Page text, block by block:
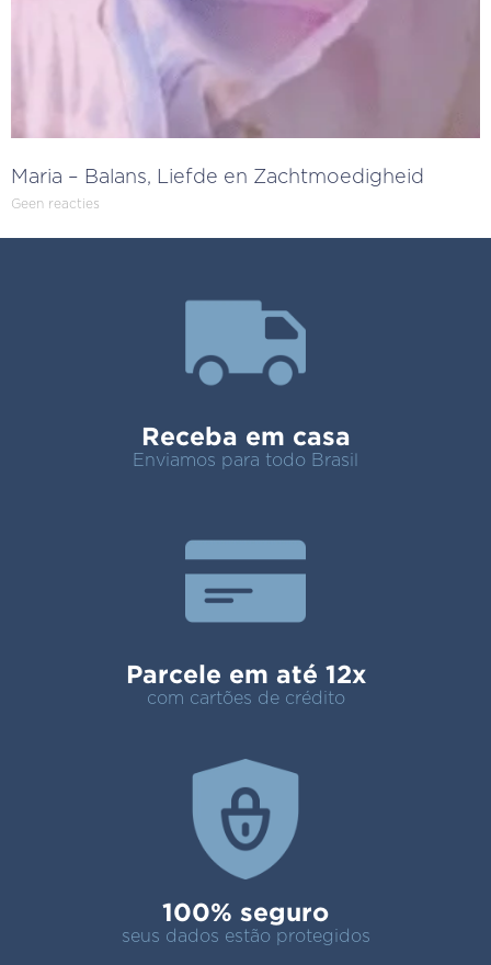
Maria – Balans, Liefde en Zachtmoedigheid
Geen reacties
Receba em casa
Enviamos para todo Brasil
Parcele em até 12x
com cartões de crédito
100% seguro
seus dados estão protegidos